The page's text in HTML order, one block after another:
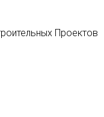
Проектов